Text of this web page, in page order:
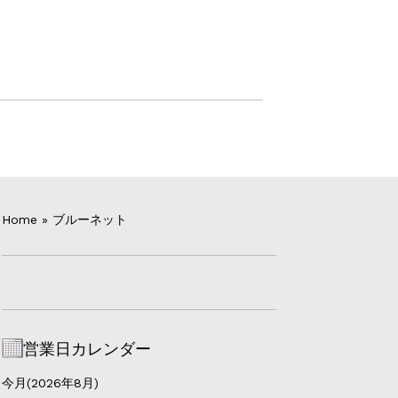
Home » ブルーネット
営業日カレンダー
今月(2026年8月)